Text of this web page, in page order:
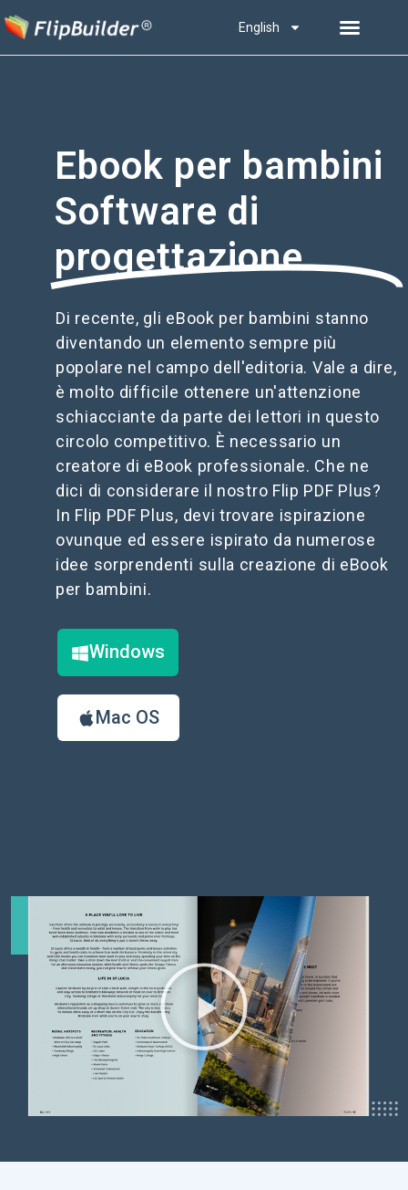
English
Ebook per bambini
Software di
progettazione
Di recente, gli eBook per bambini stanno
diventando un elemento sempre più
popolare nel campo dell'editoria. Vale a dire,
è molto difficile ottenere un'attenzione
schiacciante da parte dei lettori in questo
circolo competitivo. È necessario un
creatore di eBook professionale. Che ne
dici di considerare il nostro Flip PDF Plus?
In Flip PDF Plus, devi trovare ispirazione
ovunque ed essere ispirato da numerose
idee sorprendenti sulla creazione di eBook
per bambini.
Windows
Mac OS